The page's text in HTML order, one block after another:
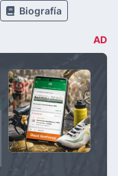
Biografía
AD